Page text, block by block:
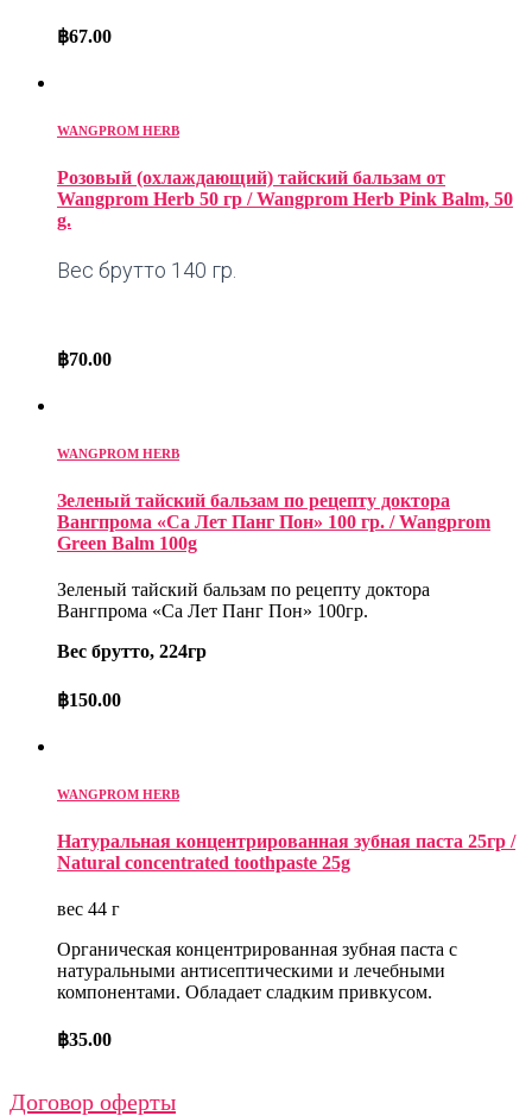
฿67.00
WANGPROM HERB
Розовый (охлаждающий) тайский бальзам от
Wangprom Herb 50 гр / Wangprom Herb Pink Balm, 50
g.
Вес брутто 140 гр.
฿70.00
WANGPROM HERB
Зеленый тайский бальзам по рецепту доктора
Вангпрома «Са Лет Панг Пон» 100 гр. / Wangprom
Green Balm 100g
Зеленый тайский бальзам по рецепту доктора
Вангпрома «Са Лет Панг Пон» 100гр.
Вес брутто, 224гр
฿150.00
WANGPROM HERB
Натуральная концентрированная зубная паста 25гр /
Natural concentrated toothpaste 25g
вес 44 г
Органическая концентрированная зубная паста с
натуральными антисептическими и лечебными
компонентами. Обладает сладким привкусом.
฿35.00
Договор оферты